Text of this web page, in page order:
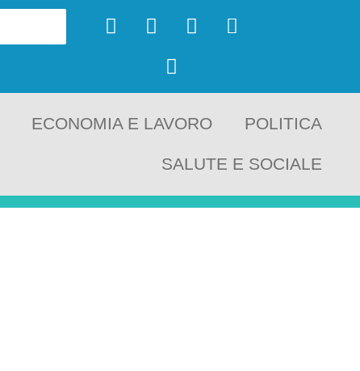
ECONOMIA E LAVORO POLITICA
SALUTE E SOCIALE